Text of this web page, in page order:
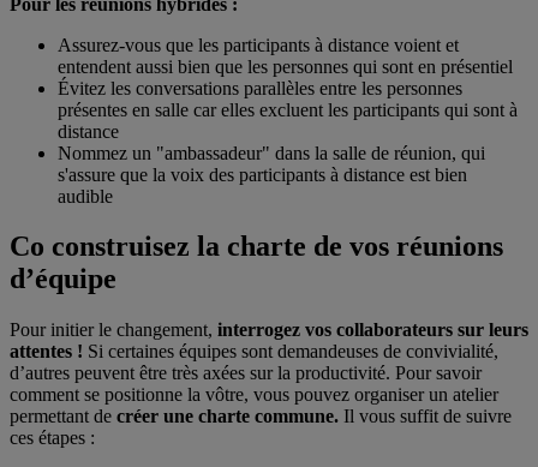
Assurez-vous que les participants à distance voient et
entendent aussi bien que les personnes qui sont en présentiel
Évitez les conversations parallèles entre les personnes
présentes en salle car elles excluent les participants qui sont à
distance
Nommez un "ambassadeur" dans la salle de réunion, qui
s'assure que la voix des participants à distance est bien
audible
Co construisez la charte de vos réunions
d’équipe
Pour initier le changement, interrogez vos collaborateurs sur leurs
attentes ! Si certaines équipes sont demandeuses de convivialité,
d’autres peuvent être très axées sur la productivité. Pour savoir
comment se positionne la vôtre, vous pouvez organiser un atelier
permettant de créer une charte commune. Il vous suffit de suivre
ces étapes :